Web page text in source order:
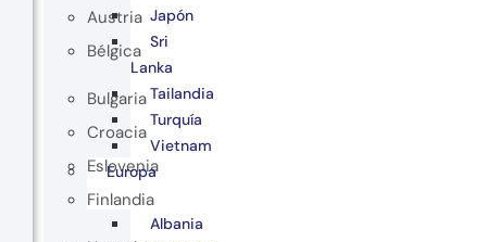
Austria
Bélgica
Bulgaria
Croacia
Eslovenia
Finlandia
Japón
Sri
Lanka
Tailandia
Turquía
Vietnam
Europa
Albania